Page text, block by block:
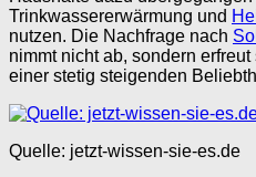
Trinkwassererwärmung und
nutzen. Die Nachfrage nach
nimmt nicht ab, sondern
einer stetig steigenden
Quelle: jetzt-wissen-sie-es.de